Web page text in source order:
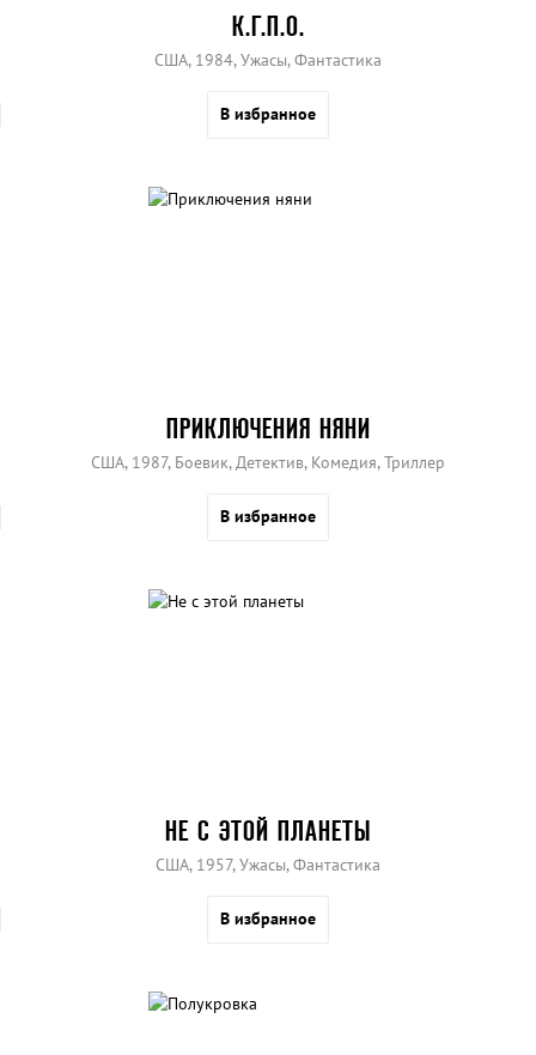
К.Г.П.О.
США, 1984, Ужасы, Фантастика
В избранное
ПРИКЛЮЧЕНИЯ НЯНИ
США, 1987, Боевик, Детектив, Комедия, Триллер
В избранное
НЕ С ЭТОЙ ПЛАНЕТЫ
США, 1957, Ужасы, Фантастика
В избранное